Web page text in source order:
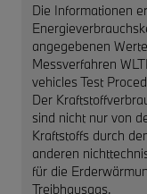
Die Informationen
angegebenen
Messverfahren
vehicles Test
Der
sind nicht nur von
Kraftstoffs durch
anderen
für die
Treibhausgas.